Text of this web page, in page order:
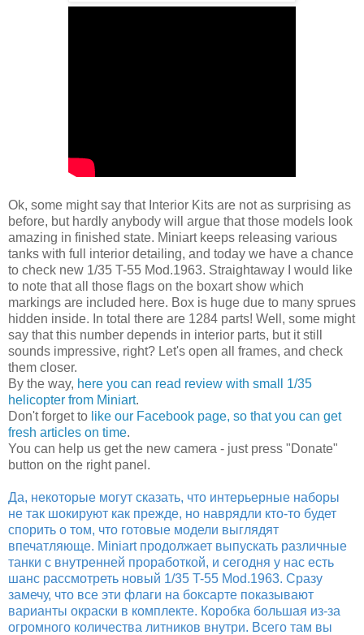
Ok, some might say that Interior Kits are not as surprising as
before, but hardly anybody will argue that those models look
amazing in finished state. Miniart keeps releasing various
tanks with full interior detailing, and today we have a chance
to check new 1/35 T-55 Mod.1963. Straightaway I would like
to note that all those flags on the boxart show which
markings are included here. Box is huge due to many sprues
hidden inside. In total there are 1284 parts! Well, some might
say that this number depends in interior parts, but it still
sounds impressive, right? Let's open all frames, and check
them closer.
By the way, here you can read review with small 1/35
helicopter from Miniart.
Don't forget to like our Facebook page, so that you can get
fresh articles on time.
You can help us get the new camera - just press "Donate"
button on the right panel.
Да, некоторые могут сказать, что интерьерные наборы
не так шокируют как прежде, но наврядли кто-то будет
спорить о том, что готовые модели выглядят
впечатляюще. Miniart продолжает выпускать различные
танки с внутренней проработкой, и сегодня у нас есть
шанс рассмотреть новый 1/35 T-55 Mod.1963. Сразу
замечу, что все эти флаги на боксарте показывают
варианты окраски в комплекте. Коробка большая из-за
огромного количества литников внутри. Всего там вы